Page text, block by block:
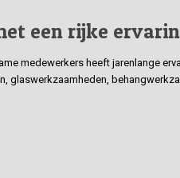
een rijke
medewerkers heeft jarenlange
glaswerkzaamheden,